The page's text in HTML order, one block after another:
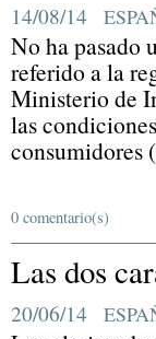
14/08/14
No ha pasado
referido a la
Ministerio de
las
consumidores
0 comentario(s)
Las dos
20/06/14